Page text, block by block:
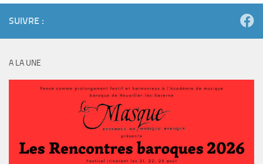
SUIVRE :
A LA UNE